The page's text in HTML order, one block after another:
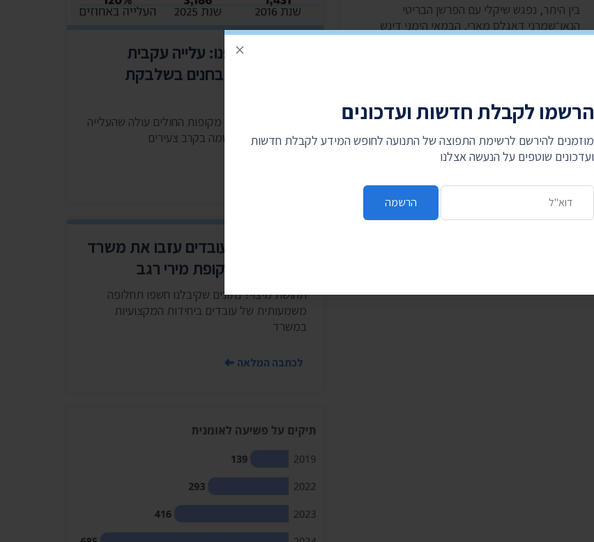
הרשמו לקבלת חדשות ועדכונים
מוזמנים להירשם לרשימת התפוצה של התנועה לחופש המידע לקבלת חדשות
ועדכונים שוטפים על הנעשה אצלנו
הרשמה
×
בין היתר, נפגש שיקלי עם הפרשן הבריטי
הנאו־שמרני דאגלס מארי, הבמאי הימני דינש
נתונים שחשפנו: עלייה עקבית
במספר המאובחנים בשלבקת
מהנתונים שקיבלנו מקופות החולים עולה שהעלייה
הבולטת ביותר נרשמה בקרב צעירים
חשפנו: 667 עובדים עזבו את משרד
התחבורה בתקופת מירי רגב
תחושת מיצוי? נתונים שקיבלנו חשפו תחלופה
משמעותית של עובדים ביחידות המקצועיות
במשרד
לכתבה המלאה